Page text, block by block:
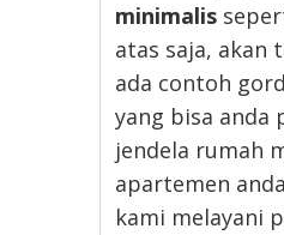
minimalis
atas saja, akan
ada contoh
yang bisa anda
jendela rumah
apartemen
kami melayani